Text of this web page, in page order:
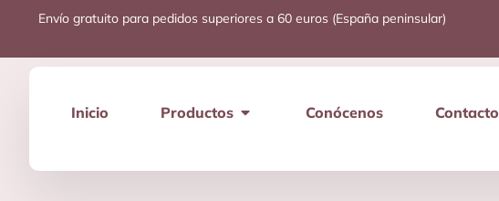
Envío gratuito para pedidos superiores a 60 euros (España peninsular)
Inicio Productos Conócenos Contacto